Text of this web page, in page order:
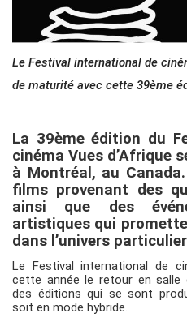
Le Festival international de
de maturité avec cette 39ème
La 39ème édition du
cinéma Vues d’Afrique
à Montréal, au
films provenant des
ainsi que des
artistiques qui
dans l’univers
Le Festival international de
cette année le retour en
des éditions qui se sont
soit en mode hybride.